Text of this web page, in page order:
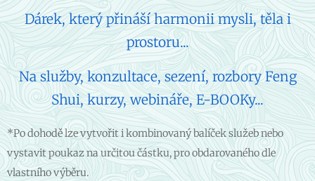
Dárek, který přináší harmonii mysli, těla i
prostoru...
Na služby, konzultace, sezení, rozbory Feng
Shui, kurzy, webináře, E-BOOKy...
*Po dohodě lze vytvořit i kombinovaný balíček služeb nebo
vystavit poukaz na určitou částku, pro obdarovaného dle
vlastního výběru.